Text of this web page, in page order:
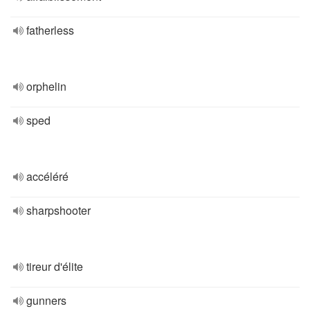
fatherless
orphelin
sped
accéléré
sharpshooter
tireur d'élite
gunners